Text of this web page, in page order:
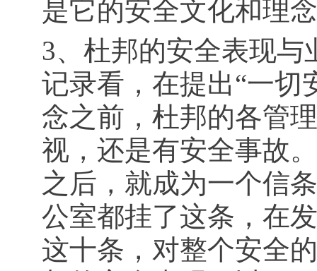
是它的安全文化和理
3、杜邦的安全表现与
记录看，在提出“一切
念之前，杜邦的各管
视，还是有安全事故
之后，就成为一个信
公室都挂了这条，在
这十条，对整个安全